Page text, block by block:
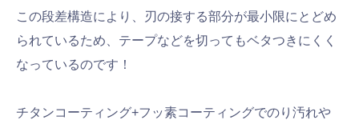
この段差構造により、刃の接する部分が最小限にとどめ
られているため、テープなどを切ってもベタつきにくく
なっているのです！
チタンコーティング+フッ素コーティングでのり汚れや